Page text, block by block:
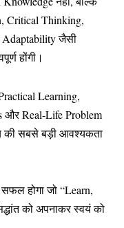
Critical Thinking,
जैसी
होंगी।
Practical Learning,
और Real-Life Problem
की सबसे बड़ी आवश्यकता
होगा जो “Learn,
को अपनाकर स्वयं को